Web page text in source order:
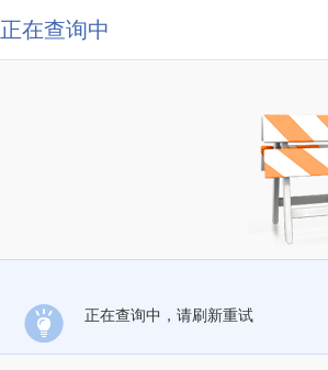
正在查询中
正在查询中，请刷新重试